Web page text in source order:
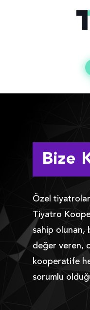
Bize
Özel
Tiyatro
sahip olunan,
değer veren,
kooperatife
sorumlu